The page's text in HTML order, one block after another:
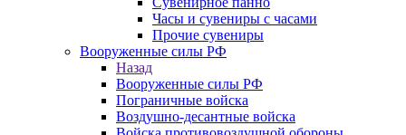
Часы и сувениры с часами
Прочие сувениры
Вооруженные силы РФ
Назад
Вооруженные силы РФ
Пограничные войска
Воздушно-десантные войска